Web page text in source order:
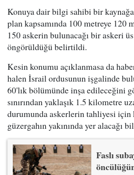
Konuya dair bilgi sahibi bir kaynağa
plan kapsamında 100 metreye 120
150 askerin bulunacağı bir askeri
öngörüldüğü belirtildi.
Kesin konumu açıklanmasa da
halen İsrail ordusunun işgalinde
60'lık bölümünde inşa edileceğini
sınırından yaklaşık 1.5 kilometre
durumunda askerlerin tahliyesi
güzergahın yakınında yer alacağı
Faslı